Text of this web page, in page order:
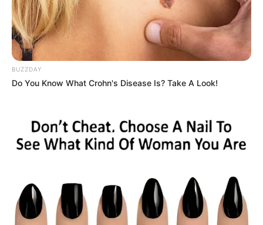
BUZZDAY
Do You Know What Crohn's Disease Is? Take A Look!